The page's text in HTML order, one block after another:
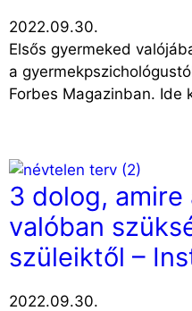
2022.09.30.
Elsős gyermeked
a
Forbes Magazinban. Ide
3 dolog, amire
valóban
szüleiktől –
2022.09.30.